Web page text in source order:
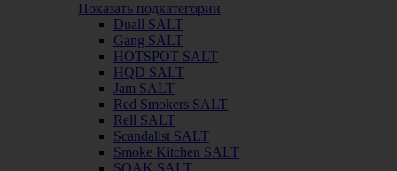
Показать подкатегории
Duall SALT
Gang SALT
HOTSPOT SALT
HQD SALT
Jam SALT
Red Smokers SALT
Rell SALT
Scandalist SALT
Smoke Kitchen SALT
SOAK SALT